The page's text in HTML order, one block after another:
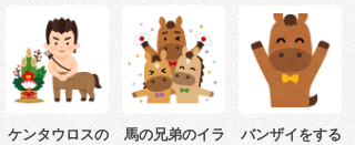
ケンタウロスの
馬の兄弟のイラ
バンザイをする